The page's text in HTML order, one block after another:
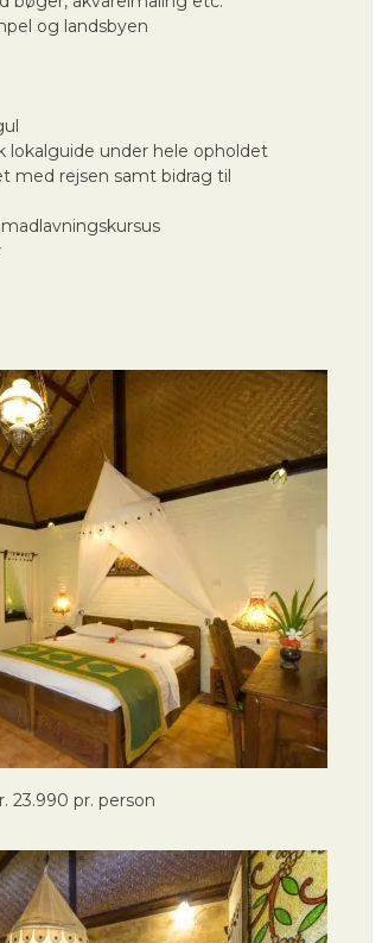
og landsbyen
lokalguide under hele opholdet
med rejsen samt bidrag til
23.990 pr. person